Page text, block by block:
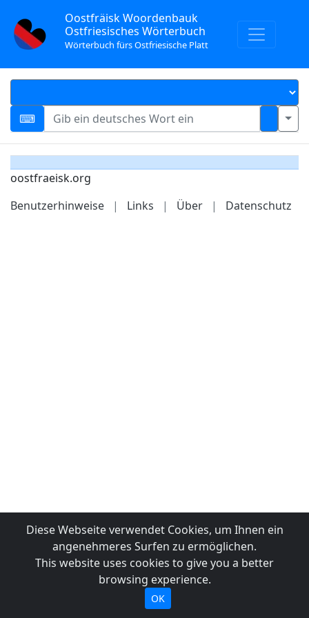
Oostfräisk Woordenbauk
Ostfriesisches Wörterbuch
Wörterbuch fürs Ostfriesische Platt
oostfraeisk.org
Benutzerhinweise
| Links | Über | Datenschutz
Diese Webseite verwendet Cookies, um Ihnen ein
angenehmeres Surfen zu ermöglichen.
This website uses cookies to give you a better
browsing experience.
OK